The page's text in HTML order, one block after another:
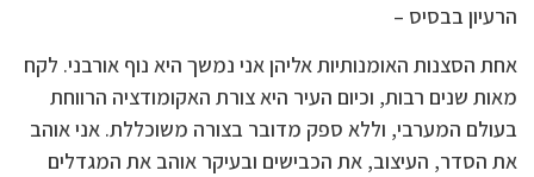
הרעיון בבסיס –
אחת הסצנות האומנותיות אליהן אני נמשך היא נוף אורבני. לקח
מאות שנים רבות, וכיום העיר היא צורת האקומודציה הרווחת
בעולם המערבי, וללא ספק מדובר בצורה משוכללת. אני אוהב
את הסדר, העיצוב, את הכבישים ובעיקר אוהב את המגדלים